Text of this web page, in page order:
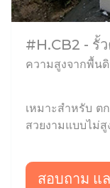
#H.CB2 - รั้
ความสูงจากพื้น
เหมาะสำหรับ ต
สวยงามแบบไม่สู
สอบถาม แ